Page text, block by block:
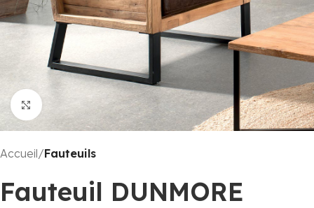
Click to enlarge
Accueil Fauteuils
Fauteuil DUNMORE